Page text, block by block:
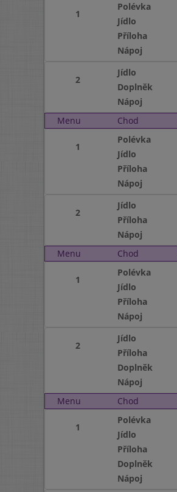
1
Polévka
Jídlo
Příloha
Nápoj
2
Jídlo
Doplněk
Nápoj
Menu
Chod
1
Polévka
Jídlo
Příloha
Nápoj
2
Jídlo
Příloha
Nápoj
Menu
Chod
1
Polévka
Jídlo
Příloha
Nápoj
2
Jídlo
Příloha
Doplněk
Nápoj
Menu
Chod
1
Polévka
Jídlo
Příloha
Doplněk
Nápoj